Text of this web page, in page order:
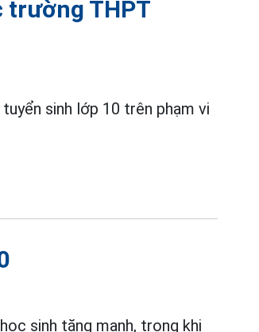
trường THPT
tuyển sinh lớp 10 trên phạm vi
sinh tăng mạnh, trong khi